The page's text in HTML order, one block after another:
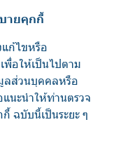
ายคุกกี้
ก้ไขหรือ
พื่อให้เป็นไปตาม
ลส่วนบุคคลหรือ
นะนำให้ท่านตรวจ
ฉบับนี้เป็นระยะ ๆ